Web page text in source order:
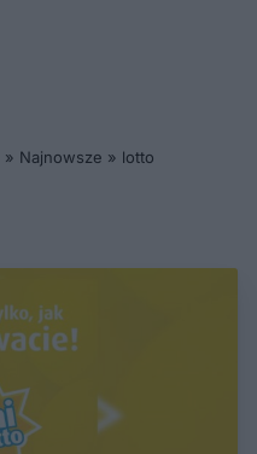
» Najnowsze » lotto